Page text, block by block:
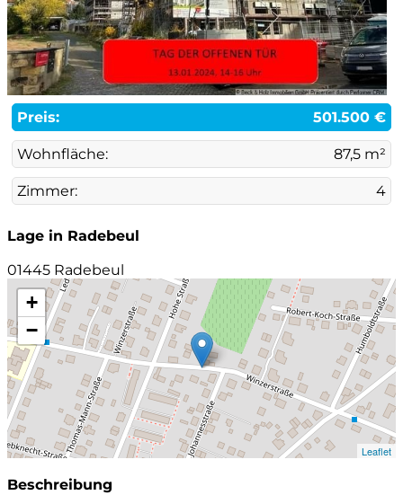
Preis: 501.500 €
Wohnfläche: 87,5 m²
Zimmer: 4
Lage in Radebeul
01445 Radebeul
+
−
Leaflet
Beschreibung